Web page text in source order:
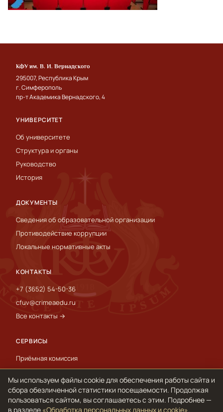
КФУ им. В. И. Вернадского
295007, Республика Крым
г. Симферополь
пр-т Академика Вернадского, 4
УНИВЕРСИТЕТ
Об университете
Структура и органы
Руководство
История
ДОКУМЕНТЫ
Сведения об образовательной организации
Противодействие коррупции
Локальные нормативные акты
КОНТАКТЫ
+7 (3652) 54-50-36
cfuv@crimeaedu.ru
Все контакты →
СЕРВИСЫ
Приёмная комиссия
Пресс-служба
International
Мы используем файлы cookie для обеспечения работы сайта и
сбора обезличенной статистики посещаемости. Продолжая
пользоваться сайтом, вы соглашаетесь с этим. Подробнее —
в разделе «Обработка персональных данных и cookie».